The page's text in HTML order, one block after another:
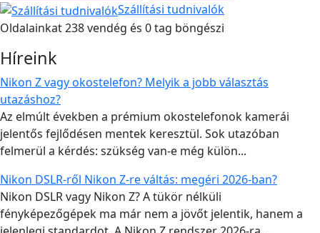
Szállítási tudnivalók
Oldalainkat 238 vendég és 0 tag böngészi
Híreink
Nikon Z vagy okostelefon? Melyik a jobb választás
utazáshoz?
Az elmúlt években a prémium okostelefonok kamerái
jelentős fejlődésen mentek keresztül. Sok utazóban
felmerül a kérdés: szükség van-e még külön...
Nikon DSLR-ről Nikon Z-re váltás: megéri 2026-ban?
Nikon DSLR vagy Nikon Z? A tükör nélküli
fényképezőgépek ma már nem a jövőt jelentik, hanem a